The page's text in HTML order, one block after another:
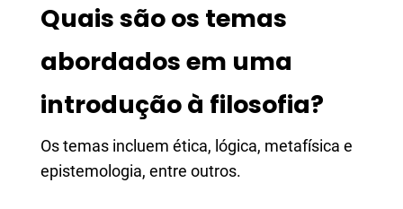
Quais são os temas
abordados em uma
introdução à filosofia?
Os temas incluem ética, lógica, metafísica e
epistemologia, entre outros.